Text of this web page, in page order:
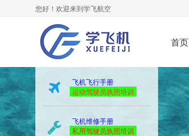
您好！欢迎来到学飞航空
首页
s0
飞机飞行手册
运动驾驶员执照培训
飞机维修手册
私用驾驶员执照培训